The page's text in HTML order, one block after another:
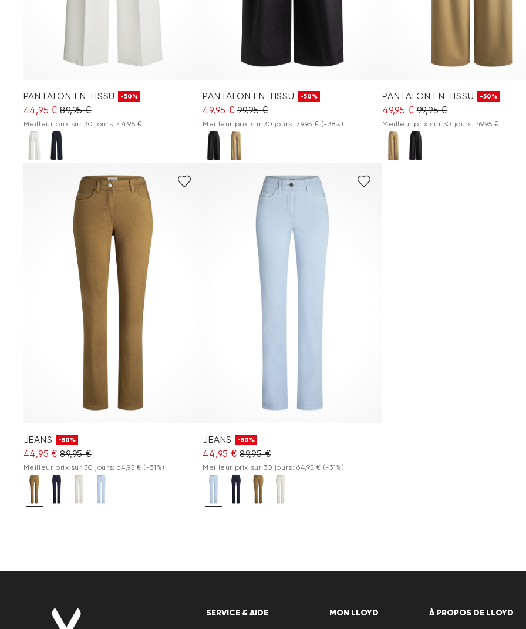
PANTALON EN TISSU -50%
44,95 € 89,95 €
Meilleur prix sur 30 jours: 44,95 €
PANTALON EN TISSU -50%
49,95 € 99,95 €
Meilleur prix sur 30 jours: 79,95 € (-38%)
PANTALON EN TISSU -50%
49,95 € 99,95 €
Meilleur prix sur 30 jours: 49,95 €
JEANS -50%
44,95 € 89,95 €
Meilleur prix sur 30 jours: 64,95 € (-31%)
JEANS -50%
44,95 € 89,95 €
Meilleur prix sur 30 jours: 64,95 € (-31%)
SERVICE & AIDE MON LLOYD À PROPOS DE LLOYD